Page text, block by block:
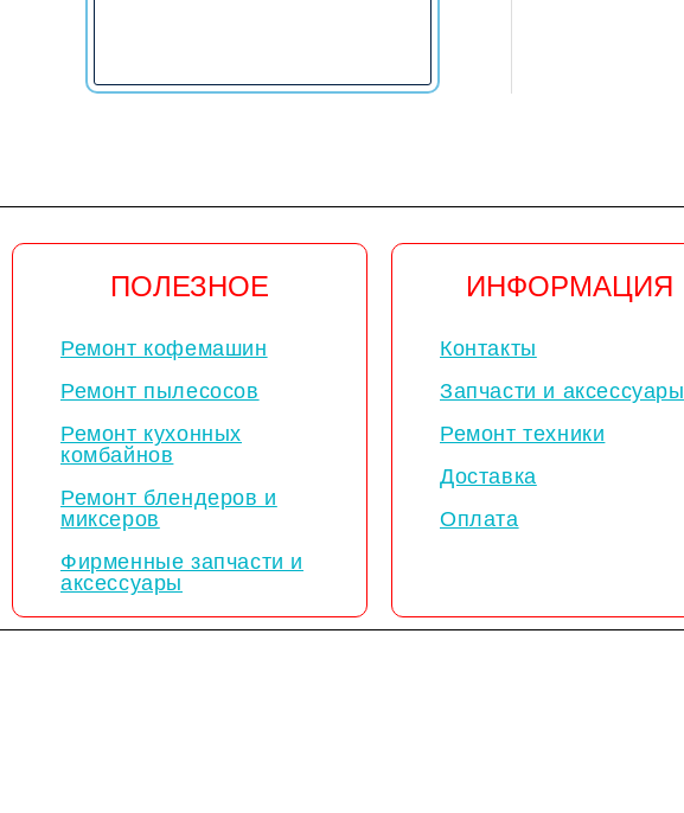
ПОЛЕЗНОЕ
Ремонт кофемашин
Ремонт пылесосов
Ремонт кухонных
комбайнов
Ремонт блендеров и
миксеров
Фирменные запчасти и
аксессуары
ИНФОРМАЦИЯ
Контакты
Запчасти и аксессуары
Ремонт техники
Доставка
Оплата